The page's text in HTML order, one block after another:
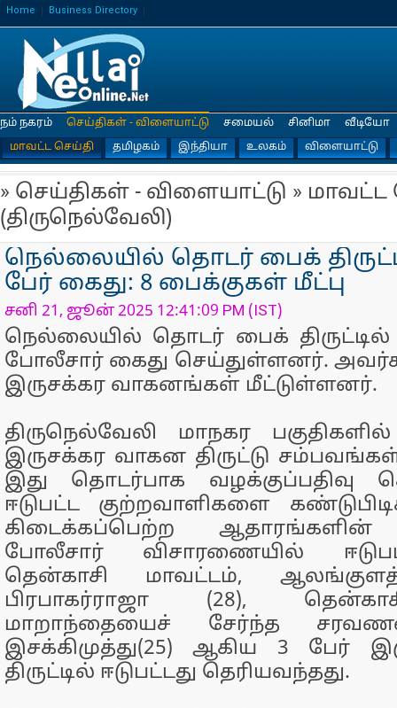
Home Business Directory
நம் நகரம்
செய்திகள் - விளையாட்டு
மாவட்ட செய்தி
தமிழகம் இந்தியா உலகம் விளையாட்டு
சமையல் சினிமா வீடியோ
» செய்திகள் - விளையாட்டு » மாவட்ட
(திருநெல்வேலி)
நெல்லையில் தொடர் பைக்
பேர் கைது: 8 பைக்குகள் மீட்பு
சனி 21, ஜூன் 2025 12:41:09 PM (IST)
நெல்லையில் தொடர் பைக் திருட்டில்
போலீசார் கைது செய்துள்ளனர்.
இருசக்கர வாகனங்கள் மீட்டுள்ளனர்.
திருநெல்வேலி மாநகர
இருசக்கர வாகன திருட்டு
இது தொடர்பாக வழக்குப்பதிவு
ஈடுபட்ட குற்றவாளிகளை
கிடைக்கப்பெற்ற ஆதாரங்களின்
போலீசார் விசாரணையில்
தென்காசி மாவட்டம்,
பிரபாகர்ராஜா (28),
மாறாந்தையைச் சேர்ந்த
இசக்கிமுத்து(25) ஆகிய 3 பேர்
திருட்டில் ஈடுபட்டது தெரியவந்தது.